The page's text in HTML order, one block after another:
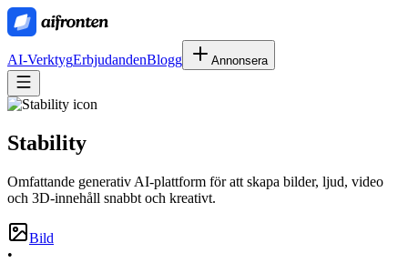
AI-VerktygErbjudandenBlogg Annonsera
Stability
Omfattande generativ AI-plattform för att skapa bilder, ljud, video
och 3D-innehåll snabbt och kreativt.
Bild
•